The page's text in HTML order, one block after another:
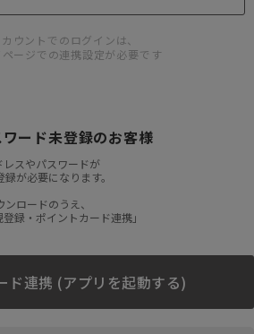
ウントでのログインは、
ージでの連携設定が必要です
ード未登録のお客様
スやパスワードが
が必要になります。
ンロードのうえ、
録・ポイントカード連携」
ド連携 (アプリを起動する)